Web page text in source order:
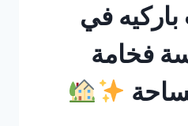
في
فخامة